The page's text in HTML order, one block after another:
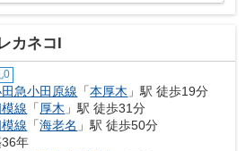
カネコI
0
急小田原線 「本厚木 」駅 徒歩19分
線 「厚木 」駅 徒歩31分
線 「海老名 」駅 徒歩50分
年